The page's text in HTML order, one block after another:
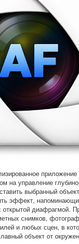
приложение
на управление
выбранный
эффект,
диафрагмой.
снимков,
и любых сцен, в
объект от